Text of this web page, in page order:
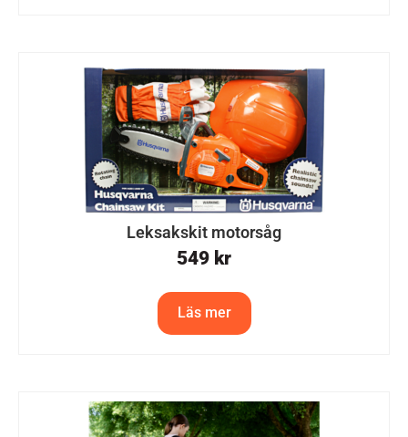
Leksakskit motorsåg
549 kr
Läs mer